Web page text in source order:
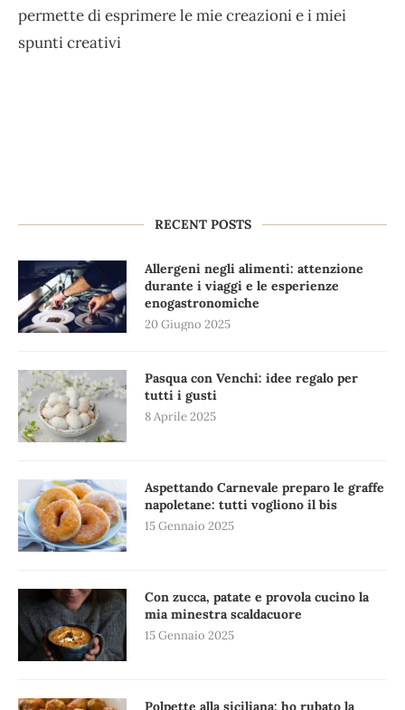
permette di esprimere le mie creazioni e i miei
spunti creativi
RECENT POSTS
Allergeni negli alimenti: attenzione
durante i viaggi e le esperienze
enogastronomiche
20 Giugno 2025
Pasqua con Venchi: idee regalo per
tutti i gusti
8 Aprile 2025
Aspettando Carnevale preparo le graffe
napoletane: tutti vogliono il bis
15 Gennaio 2025
Con zucca, patate e provola cucino la
mia minestra scaldacuore
15 Gennaio 2025
Polpette alla siciliana: ho rubato la